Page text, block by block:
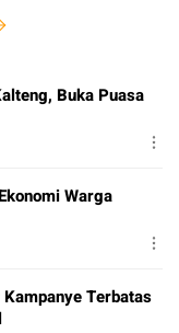
Buka Puasa
Warga
Terbatas